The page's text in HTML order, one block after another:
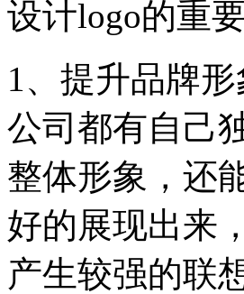
设计logo的重
1、提升品牌
公司都有自己
整体形象，还
好的展现出来
产生较强的联